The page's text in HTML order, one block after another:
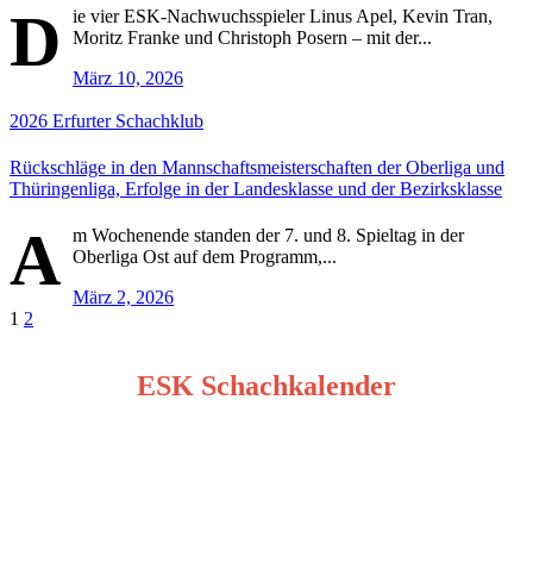
D
ie vier ESK-Nachwuchsspieler Linus Apel, Kevin Tran,
Moritz Franke und Christoph Posern – mit der...
März 10, 2026
2026 Erfurter Schachklub
Rückschläge in den Mannschaftsmeisterschaften der Oberliga und
Thüringenliga, Erfolge in der Landesklasse und der Bezirksklasse
A m Wochenende standen der 7. und 8. Spieltag in der
Oberliga Ost auf dem Programm,...
März 2, 2026
Seitennummerierung
1 2
ESK Schachkalender